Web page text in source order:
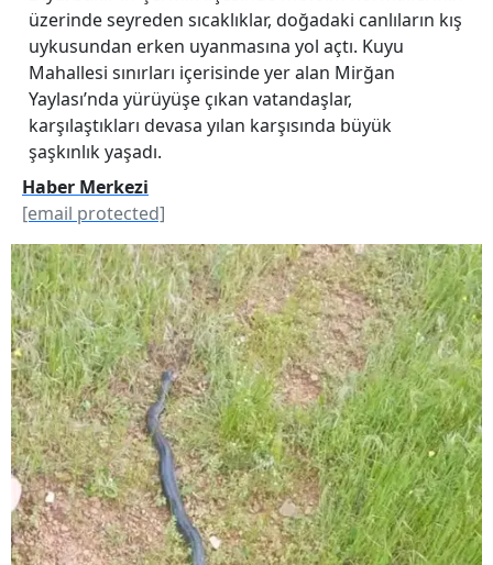
üzerinde seyreden sıcaklıklar, doğadaki canlıların kış
uykusundan erken uyanmasına yol açtı. Kuyu
Mahallesi sınırları içerisinde yer alan Mirğan
Yaylası’nda yürüyüşe çıkan vatandaşlar,
karşılaştıkları devasa yılan karşısında büyük
şaşkınlık yaşadı.
Haber Merkezi
[email protected]